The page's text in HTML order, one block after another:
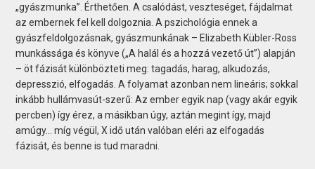
„gyászmunka”. Érthetően. A csalódást, veszteséget, fájdalmat
az embernek fel kell dolgoznia. A pszichológia ennek a
gyászfeldolgozásnak, gyászmunkának – Elizabeth Kübler-Ross
munkássága és könyve („A halál és a hozzá vezető út”) alapján
– öt fázisát különbözteti meg: tagadás, harag, alkudozás,
depresszió, elfogadás. A folyamat azonban nem lineáris; sokkal
inkább hullámvasút-szerű: Az ember egyik nap (vagy akár egyik
percben) így érez, a másikban úgy, aztán megint így, majd
amúgy... míg végül, X idő után valóban eléri az elfogadás
fázisát, és benne is tud maradni.